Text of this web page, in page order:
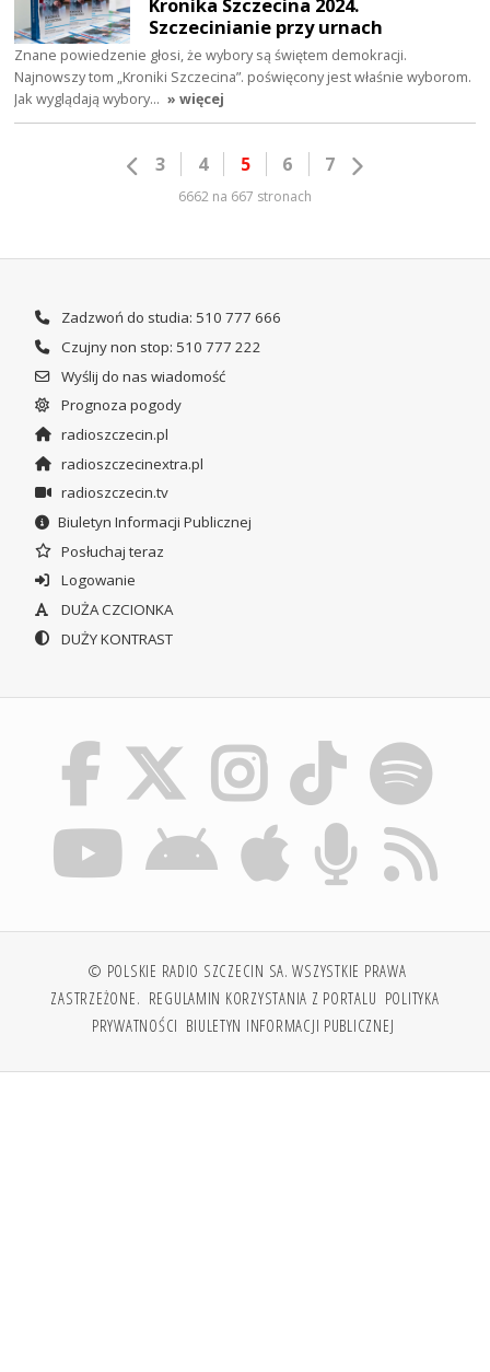
Szczecinianie przy urnach
Znane powiedzenie głosi, że wybory są świętem demokracji.
Najnowszy tom „Kroniki Szczecina”. poświęcony jest właśnie wyborom.
Jak wyglądają wybory… » więcej
3 4 5 6 7
6662 na 667 stronach
Zadzwoń do studia: 510 777 666
Czujny non stop: 510 777 222
Wyślij do nas wiadomość
Prognoza pogody
radioszczecin.pl
radioszczecinextra.pl
radioszczecin.tv
Biuletyn Informacji Publicznej
Posłuchaj teraz
Logowanie
DUŻA CZCIONKA
DUŻY KONTRAST
© POLSKIE RADIO SZCZECIN SA. WSZYSTKIE PRAWA
ZASTRZEŻONE. REGULAMIN KORZYSTANIA Z PORTALU POLITYKA
PRYWATNOŚCI BIULETYN INFORMACJI PUBLICZNEJ